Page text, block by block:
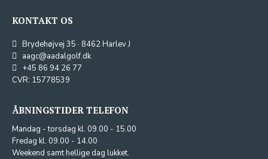
KONTAKT OS
Brydehøjvej 35 · 8462 Harlev J
aagc@aadalgolf.dk
+45 86 94 26 77
CVR: 15778539
ÅBNINGSTIDER TELEFON
Mandag - torsdag kl. 09.00 - 15.00
Fredag kl. 09.00 - 14.00
Weekend samt hellige dag lukket.